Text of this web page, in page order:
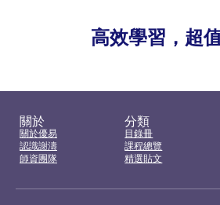
高效學習，超
關於
關於優易
認識謝濤
師資團隊
分類
目錄冊
課程總覽
精選貼文